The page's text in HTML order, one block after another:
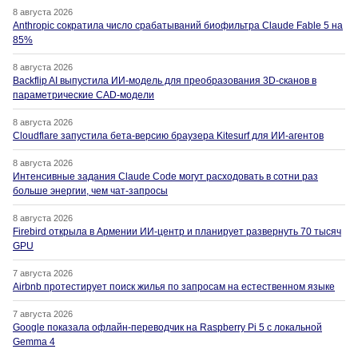
8 августа 2026
Anthropic сократила число срабатываний биофильтра Claude Fable 5 на
85%
8 августа 2026
Backflip AI выпустила ИИ-модель для преобразования 3D-сканов в
параметрические CAD-модели
8 августа 2026
Cloudflare запустила бета-версию браузера Kitesurf для ИИ-агентов
8 августа 2026
Интенсивные задания Claude Code могут расходовать в сотни раз
больше энергии, чем чат-запросы
8 августа 2026
Firebird открыла в Армении ИИ-центр и планирует развернуть 70 тысяч
GPU
7 августа 2026
Airbnb протестирует поиск жилья по запросам на естественном языке
7 августа 2026
Google показала офлайн-переводчик на Raspberry Pi 5 с локальной
Gemma 4